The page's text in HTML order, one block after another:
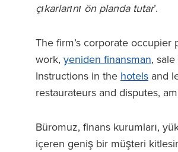
çıkarlarını ön planda tutar’.
The firm’s corporate
work, yeniden finansman,
Instructions in the hotels and
restaurateurs and disputes,
Büromuz, finans kurumları,
içeren geniş bir müşteri